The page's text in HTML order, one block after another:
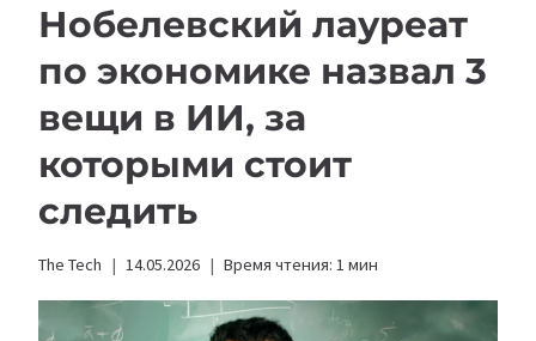
Нобелевский лауреат
по экономике назвал 3
вещи в ИИ, за
которыми стоит
следить
The Tech 14.05.2026 Время чтения: 1 мин